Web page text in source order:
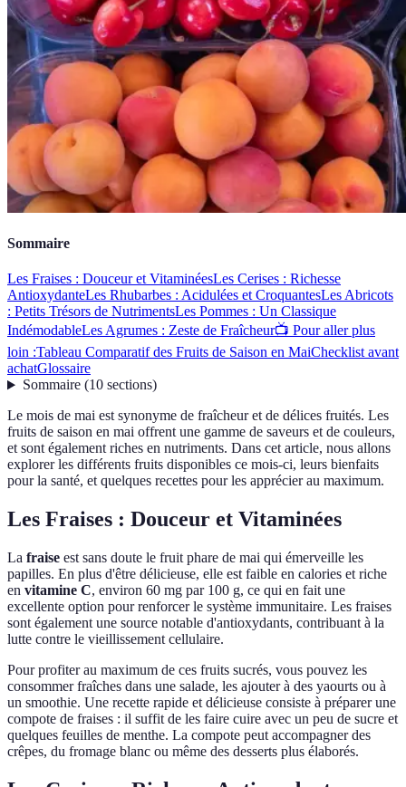
Sommaire
Les Fraises : Douceur et VitaminéesLes Cerises : Richesse
AntioxydanteLes Rhubarbes : Acidulées et CroquantesLes Abricots
: Petits Trésors de NutrimentsLes Pommes : Un Classique
IndémodableLes Agrumes : Zeste de Fraîcheur📺 Pour aller plus
loin :Tableau Comparatif des Fruits de Saison en MaiChecklist avant
achatGlossaire
Sommaire(10 sections)
Le mois de mai est synonyme de fraîcheur et de délices fruités. Les
fruits de saison en mai offrent une gamme de saveurs et de couleurs,
et sont également riches en nutriments. Dans cet article, nous allons
explorer les différents fruits disponibles ce mois-ci, leurs bienfaits
pour la santé, et quelques recettes pour les apprécier au maximum.
Les Fraises : Douceur et Vitaminées
La fraise est sans doute le fruit phare de mai qui émerveille les
papilles. En plus d'être délicieuse, elle est faible en calories et riche
en vitamine C, environ 60 mg par 100 g, ce qui en fait une
excellente option pour renforcer le système immunitaire. Les fraises
sont également une source notable d'antioxydants, contribuant à la
lutte contre le vieillissement cellulaire.
Pour profiter au maximum de ces fruits sucrés, vous pouvez les
consommer fraîches dans une salade, les ajouter à des yaourts ou à
un smoothie. Une recette rapide et délicieuse consiste à préparer une
compote de fraises : il suffit de les faire cuire avec un peu de sucre et
quelques feuilles de menthe. La compote peut accompagner des
crêpes, du fromage blanc ou même des desserts plus élaborés.